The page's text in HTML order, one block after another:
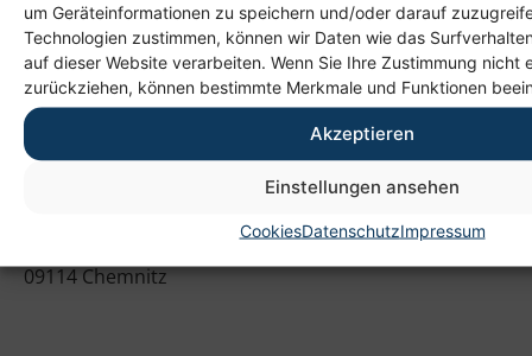
um Geräteinformationen zu speichern und/oder darauf
Technologien zustimmen, können wir Daten wie das
auf dieser Website verarbeiten. Wenn Sie Ihre Zustimmung nicht
zurückziehen, können bestimmte Merkmale und Funktionen
Akzeptieren
Einstellungen ansehen
CookiesDatenschutzImpressum
Heim gemeinnützige GmbH
09114 Chemnitz